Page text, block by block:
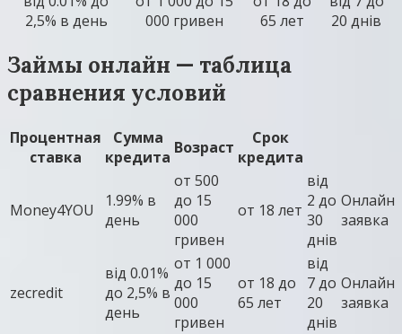
2,5% в день
000 гривен
65 лет
20 днів
Займы онлайн — таблица
сравнения условий
Процентная
ставка
Сумма
кредита Возраст
Срок
кредита
Money4YOU
1.99% в
день
от 500
до 15
000
гривен
от 18 лет
вiд
2 до
30
днів
Онлайн
заявка
zecredit
вiд 0.01%
до 2,5% в
день
от 1 000
до 15
000
гривен
от 18 до
65 лет
від
7 до
20
днів
Онлайн
заявка